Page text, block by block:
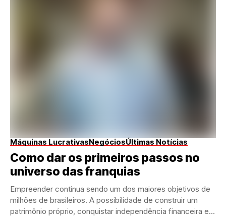
Máquinas LucrativasNegóciosÚltimas Notícias
Como dar os primeiros passos no
universo das franquias
Empreender continua sendo um dos maiores objetivos de
milhões de brasileiros. A possibilidade de construir um
patrimônio próprio, conquistar independência financeira e